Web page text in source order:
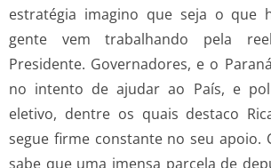
estratégia imagino que seja o que
gente vem trabalhando pela
Presidente. Governadores, e o
no intento de ajudar ao País, e
eletivo, dentre os quais destaco
segue firme constante no seu apoio.
sabe que uma imensa parcela de